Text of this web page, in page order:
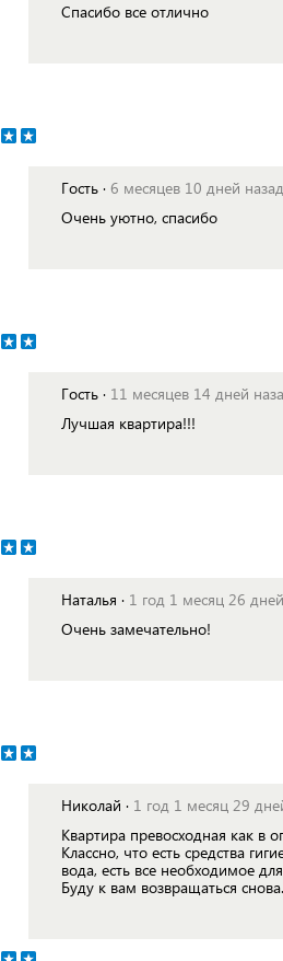
Спасибо все отлично
Гость · 6 месяцев 10 дней назад
Очень уютно, спасибо
Гость · 11 месяцев 14 дней
Лучшая квартира!!!
Наталья · 1 год 1 месяц 26
Очень замечательно!
Николай · 1 год 1 месяц 29
Квартира превосходная как в
Классно, что есть средства
вода, есть все необходимое
Буду к вам возвращаться